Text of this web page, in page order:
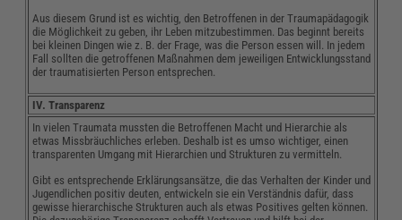
Aus diesem Grund ist es wichtig, den Betroffenen in der Traumapädagogik
die Möglichkeit zu geben, ihr Leben mitzubestimmen. Das beginnt bereits
bei kleinen Dingen wie z. B. der Frage, was die Person essen will. In jedem
Fall sollten die getroffenen Maßnahmen dem jeweiligen Entwicklungsstand
der traumatisierten Person entsprechen.
IV. Transparenz
In vielen Traumata mussten die Betroffenen Macht und Hierarchie als
etwas Missbräuchliches erleben. Deshalb ist es umso wichtiger, einen
transparenten Umgang mit Hierarchien und Strukturen zu vermitteln.
Gibt es entsprechende Erklärungsansätze, die das Verhalten der Kinder und
Jugendlichen positiv deuten, entwickeln sie ein Verständnis dafür, dass
gewisse hierarchische Strukturen auch als etwas Positives gelten können.